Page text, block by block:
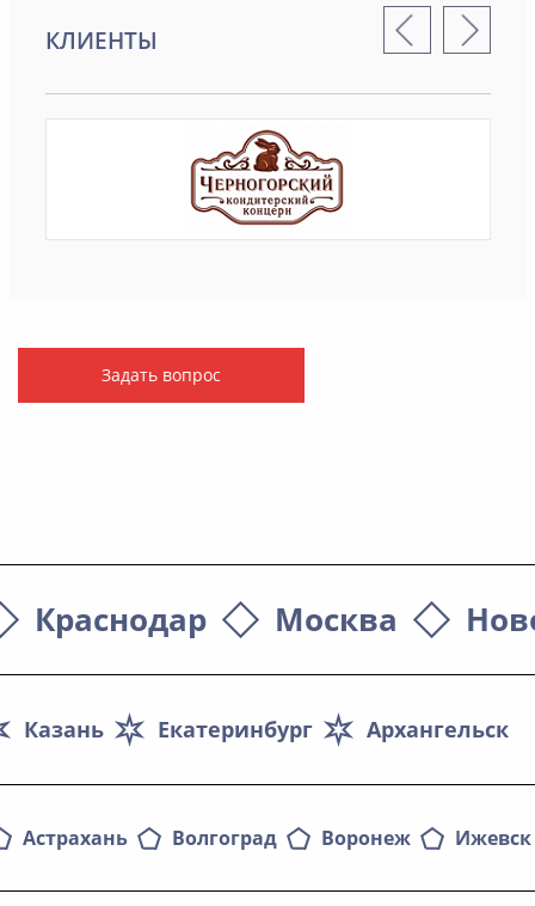
КЛИЕНТЫ
Задать вопрос
Краснодар Москва
Архангельск
Екатеринбург
Казань
Астрахань Волгоград Воронеж Ижевск